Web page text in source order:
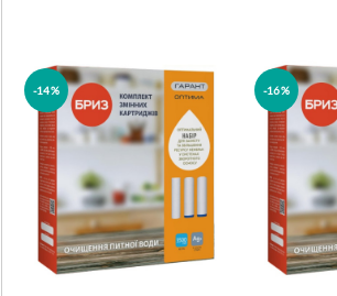
-14% -16%